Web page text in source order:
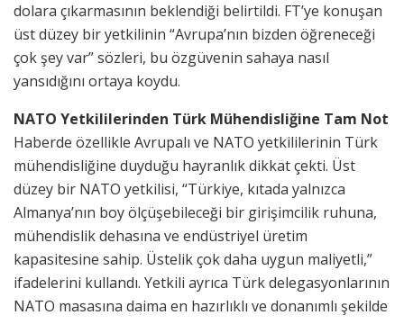
dolara çıkarmasının beklendiği belirtildi. FT’ye konuşan
üst düzey bir yetkilinin “Avrupa’nın bizden öğreneceği
çok şey var” sözleri, bu özgüvenin sahaya nasıl
yansıdığını ortaya koydu.
NATO Yetkililerinden Türk Mühendisliğine Tam Not
​Haberde özellikle Avrupalı ve NATO yetkililerinin Türk
mühendisliğine duyduğu hayranlık dikkat çekti. Üst
düzey bir NATO yetkilisi, “Türkiye, kıtada yalnızca
Almanya’nın boy ölçüşebileceği bir girişimcilik ruhuna,
mühendislik dehasına ve endüstriyel üretim
kapasitesine sahip. Üstelik çok daha uygun maliyetli,”
ifadelerini kullandı. Yetkili ayrıca Türk delegasyonlarının
NATO masasına daima en hazırlıklı ve donanımlı şekilde